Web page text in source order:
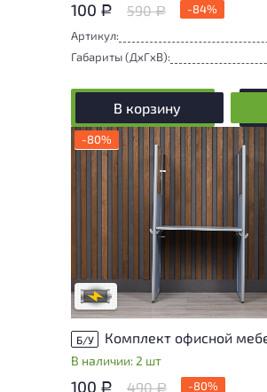
100 Р 590Р
-84%
Артикул:
Габариты (ДxГxВ):
В корзину
-80%
Степень износа находится на стадии
проверки. Вы можете уточнить
дополнительную информацию у
сотрудников магазина
В обработке
Б/У
В наличии: 2 шт
100 Р 490Р
-80%